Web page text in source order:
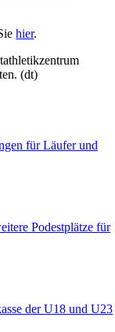
hier.
(dt)
für Läufer und
Podestplätze für
der U18 und U23